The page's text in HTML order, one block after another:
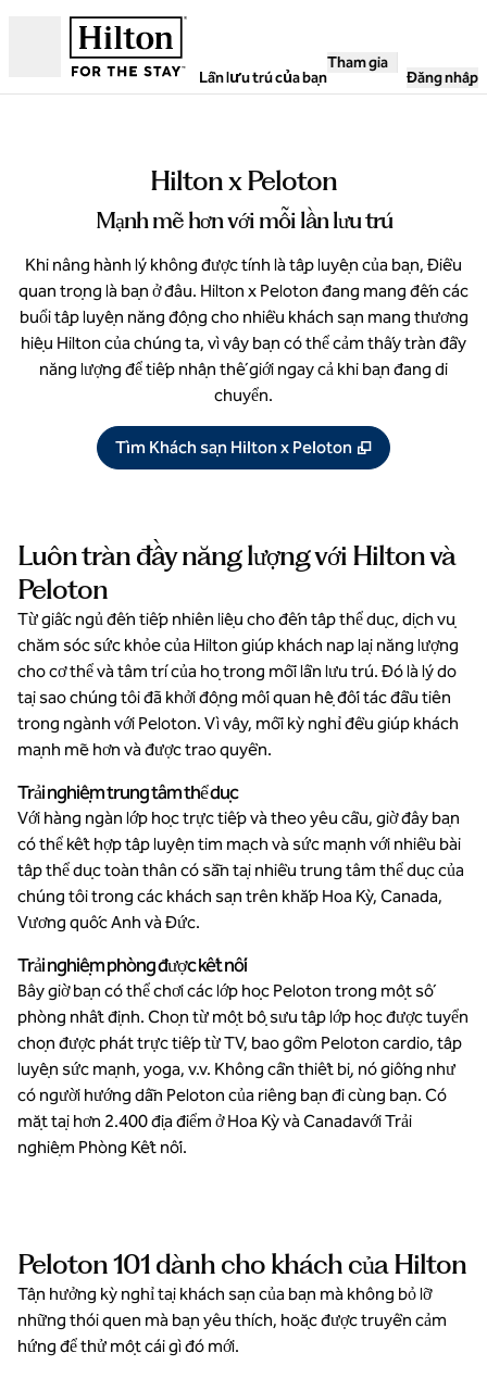
Lần lưu trú của bạn
Tham gia
Đăng nhập
Hilton x Peloton
Mạnh mẽ hơn với mỗi lần lưu trú
Khi nâng hành lý không được tính là tập luyện của bạn, Điều
quan trọng là bạn ở đâu. Hilton x Peloton đang mang đến các
buổi tập luyện năng động cho nhiều khách sạn mang thương
hiệu Hilton của chúng ta, vì vậy bạn có thể cảm thấy tràn đầy
năng lượng để tiếp nhận thế giới ngay cả khi bạn đang di
chuyển.
Tìm Khách sạn Hilton x Peloton , Mở thẻ mới
Luôn tràn đầy năng lượng với Hilton và
Peloton
Từ giấc ngủ đến tiếp nhiên liệu cho đến tập thể dục, dịch vụ
chăm sóc sức khỏe của Hilton giúp khách nạp lại năng lượng
cho cơ thể và tâm trí của họ trong mỗi lần lưu trú. Đó là lý do
tại sao chúng tôi đã khởi động mối quan hệ đối tác đầu tiên
trong ngành với Peloton. Vì vậy, mỗi kỳ nghỉ đều giúp khách
mạnh mẽ hơn và được trao quyền.
Trải nghiệm trung tâm thể dục
Với hàng ngàn lớp học trực tiếp và theo yêu cầu, giờ đây bạn
có thể kết hợp tập luyện tim mạch và sức mạnh với nhiều bài
tập thể dục toàn thân có sẵn tại nhiều trung tâm thể dục của
chúng tôi trong các khách sạn trên khắp Hoa Kỳ, Canada,
Vương quốc Anh và Đức.
Trải nghiệm phòng được kết nối
Bây giờ bạn có thể chơi các lớp học Peloton trong một số
phòng nhất định. Chọn từ một bộ sưu tập lớp học được tuyển
chọn được phát trực tiếp từ TV, bao gồm Peloton cardio, tập
luyện sức mạnh, yoga, v.v. Không cần thiết bị, nó giống như
có người hướng dẫn Peloton của riêng bạn đi cùng bạn. Có
mặt tại hơn 2.400 địa điểm ở Hoa Kỳ và Canadavới Trải
nghiệm Phòng Kết nối.
Peloton 101 dành cho khách của Hilton
Tận hưởng kỳ nghỉ tại khách sạn của bạn mà không bỏ lỡ
những thói quen mà bạn yêu thích, hoặc được truyền cảm
hứng để thử một cái gì đó mới.